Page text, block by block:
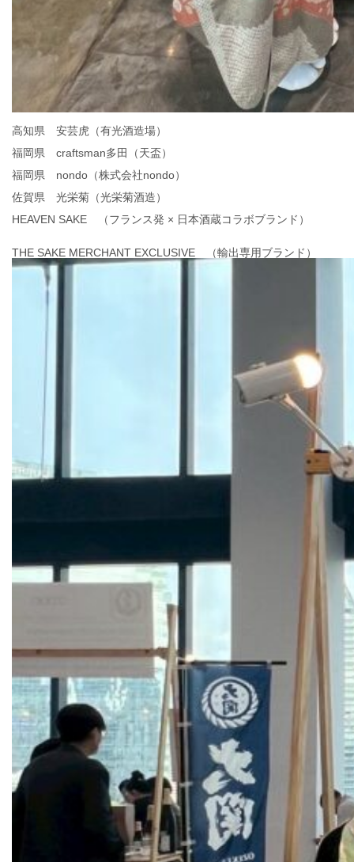
高知県 安芸虎（有光酒造場）
福岡県 craftsman多田（天盃）
福岡県 nondo（株式会社nondo）
佐賀県 光栄菊（光栄菊酒造）
HEAVEN SAKE （フランス発 × 日本酒蔵コラボブランド）
THE SAKE MERCHANT EXCLUSIVE （輸出専用ブランド）